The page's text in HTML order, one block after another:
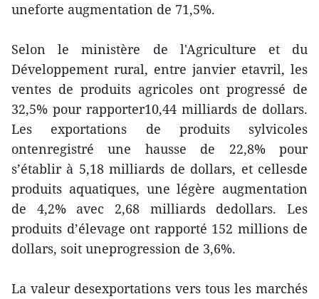
uneforte augmentation de 71,5%.
Selon le ministère de l'Agriculture et du
Développement rural, entre janvier etavril, les
ventes de produits agricoles ont progressé de
32,5% pour rapporter10,44 milliards de dollars.
Les exportations de produits sylvicoles
ontenregistré une hausse de 22,8% pour
s’établir à 5,18 milliards de dollars, et cellesde
produits aquatiques, une légère augmentation
de 4,2% avec 2,68 milliards dedollars. Les
produits d’élevage ont rapporté 152 millions de
dollars, soit uneprogression de 3,6%.
La valeur desexportations vers tous les marchés